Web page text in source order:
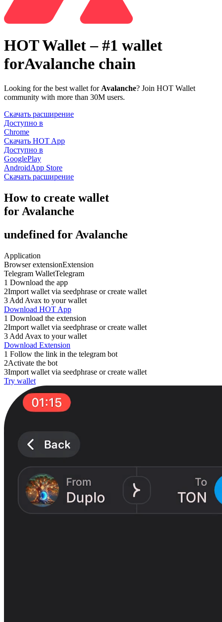
HOT Wallet – #1 wallet
forAvalanche chain
Looking for the best wallet for Avalanche? Join HOT Wallet
community with more than 30M users.
Скачать расширение
Доступно в
Chrome
Скачать HOT App
Доступно в
GooglePlay
AndroidApp Store
Скачать расширение
How to create wallet
for Avalanche
undefined for Avalanche
Application
Browser extensionExtension
Telegram WalletTelegram
1 Download the app
2Import wallet via seedphrase or create wallet
3 Add Avax to your wallet
Download HOT App
1 Download the extension
2Import wallet via seedphrase or create wallet
3 Add Avax to your wallet
Download Extension
1 Follow the link in the telegram bot
2Activate the bot
3Import wallet via seedphrase or create wallet
Try wallet